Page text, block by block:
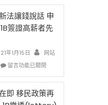
H-
1B
簽
證
資
比
設
限
後
法讓錢說話 申
簽證高薪者先
年1月15日
网站
在
民
新
法
留言功能已關閉
即 移民政策再